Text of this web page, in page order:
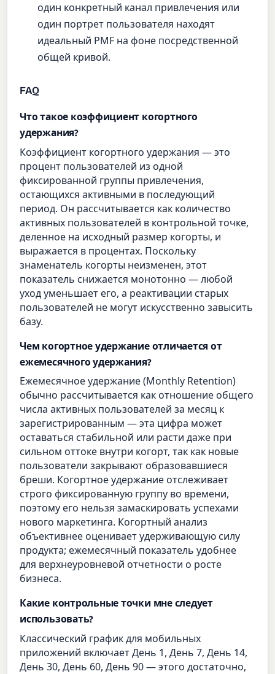
один конкретный канал привлечения или
один портрет пользователя находят
идеальный PMF на фоне посредственной
общей кривой.
FAQ
Что такое коэффициент когортного
удержания?
Коэффициент когортного удержания — это
процент пользователей из одной
фиксированной группы привлечения,
остающихся активными в последующий
период. Он рассчитывается как количество
активных пользователей в контрольной точке,
деленное на исходный размер когорты, и
выражается в процентах. Поскольку
знаменатель когорты неизменен, этот
показатель снижается монотонно — любой
уход уменьшает его, а реактивации старых
пользователей не могут искусственно завысить
базу.
Чем когортное удержание отличается от
ежемесячного удержания?
Ежемесячное удержание (Monthly Retention)
обычно рассчитывается как отношение общего
числа активных пользователей за месяц к
зарегистрированным — эта цифра может
оставаться стабильной или расти даже при
сильном оттоке внутри когорт, так как новые
пользователи закрывают образовавшиеся
бреши. Когортное удержание отслеживает
строго фиксированную группу во времени,
поэтому его нельзя замаскировать успехами
нового маркетинга. Когортный анализ
объективнее оценивает удерживающую силу
продукта; ежемесячный показатель удобнее
для верхнеуровневой отчетности о росте
бизнеса.
Какие контрольные точки мне следует
использовать?
Классический график для мобильных
приложений включает День 1, День 7, День 14,
День 30, День 60, День 90 — этого достаточно,